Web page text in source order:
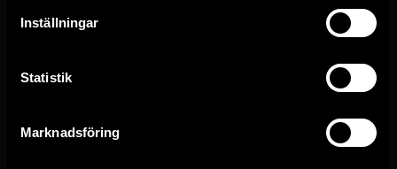
Inställningar
Statistik
Marknadsföring
111 29 Stockholm
411 19 Göteborg
Södra Förstadsgatan 26